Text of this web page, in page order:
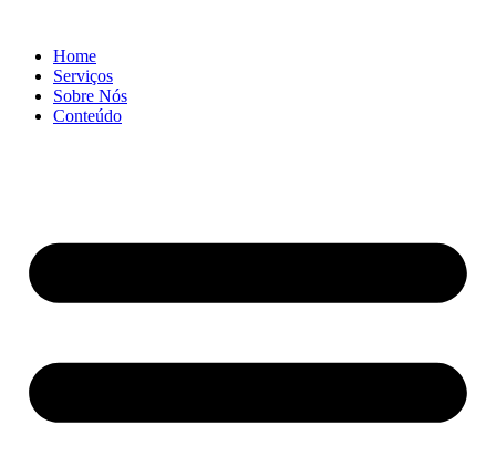
conteúdo
Home
Serviços
Sobre Nós
Conteúdo